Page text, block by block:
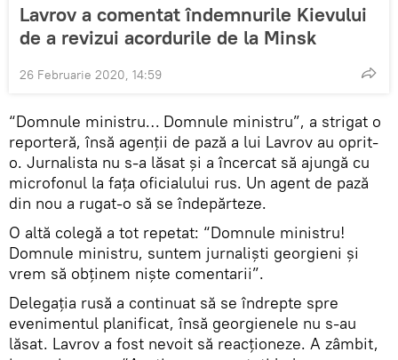
Lavrov a comentat îndemnurile Kievului
de a revizui acordurile de la Minsk
26 Februarie 2020, 14:59
“Domnule ministru… Domnule ministru”, a strigat o
reporteră, însă agenții de pază a lui Lavrov au oprit-
o. Jurnalista nu s-a lăsat și a încercat să ajungă cu
microfonul la fața oficialului rus. Un agent de pază
din nou a rugat-o să se îndepărteze.
O altă colegă a tot repetat: “Domnule ministru!
Domnule ministru, suntem jurnaliști georgieni și
vrem să obținem niște comentarii”.
Delegația rusă a continuat să se îndrepte spre
evenimentul planificat, însă georgienele nu s-au
lăsat. Lavrov a fost nevoit să reacționeze. A zâmbit,